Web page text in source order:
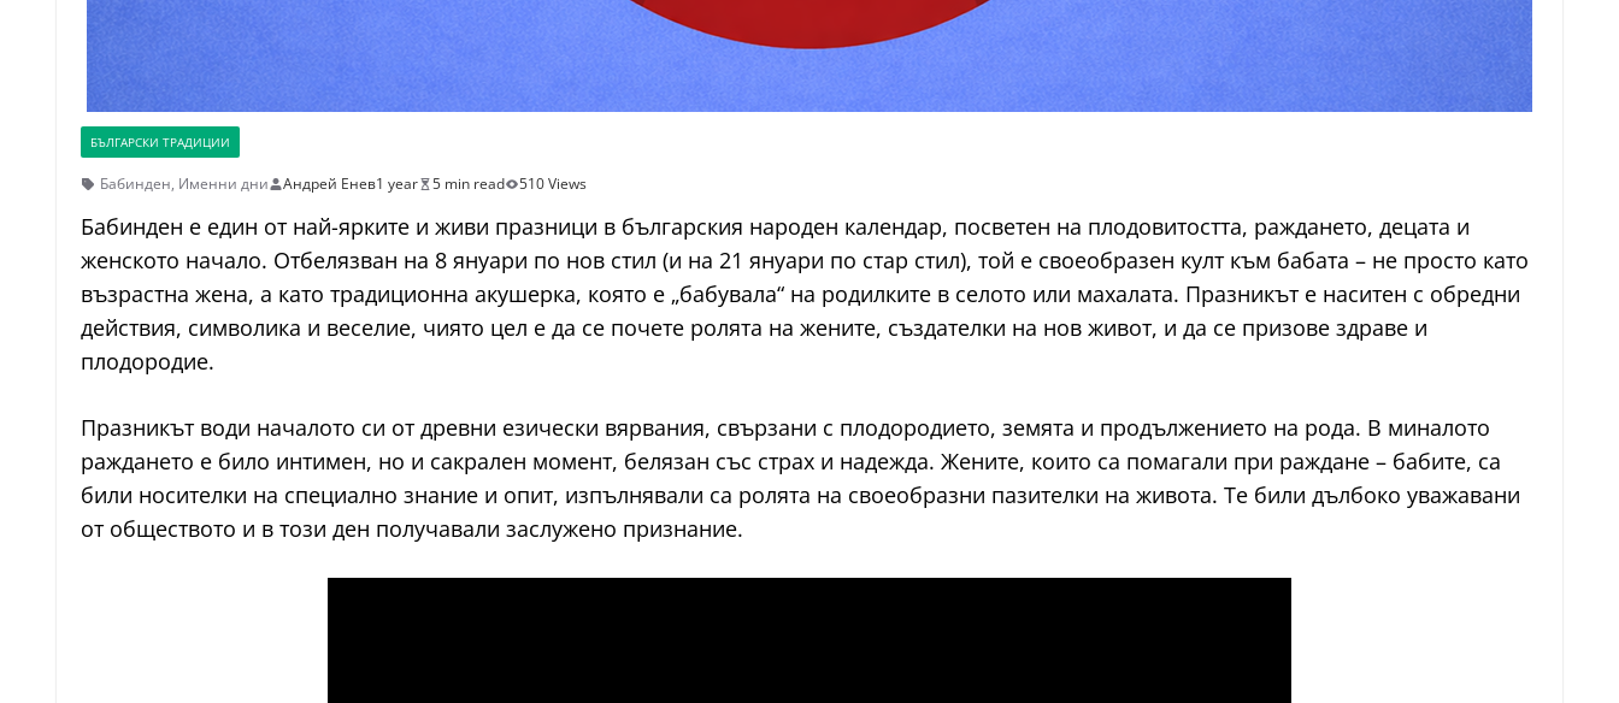
БЪЛГАРСКИ ТРАДИЦИИ
Бабинден, Именни дни Андрей Енев1 year 5 min read 510 Views
Бабинден е един от най-ярките и живи празници в българския народен календар, посветен на плодовитостта, раждането, децата и
женското начало. Отбелязван на 8 януари по нов стил (и на 21 януари по стар стил), той е своеобразен култ към бабата – не просто като
възрастна жена, а като традиционна акушерка, която е „бабувала“ на родилките в селото или махалата. Празникът е наситен с обредни
действия, символика и веселие, чиято цел е да се почете ролята на жените, създателки на нов живот, и да се призове здраве и
плодородие.
Празникът води началото си от древни езически вярвания, свързани с плодородието, земята и продължението на рода. В миналото
раждането е било интимен, но и сакрален момент, белязан със страх и надежда. Жените, които са помагали при раждане – бабите, са
били носителки на специално знание и опит, изпълнявали са ролята на своеобразни пазителки на живота. Те били дълбоко уважавани
от обществото и в този ден получавали заслужено признание.